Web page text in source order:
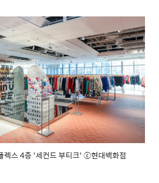
렉스 4층 '세컨드 부티크' ⓒ현대백화점